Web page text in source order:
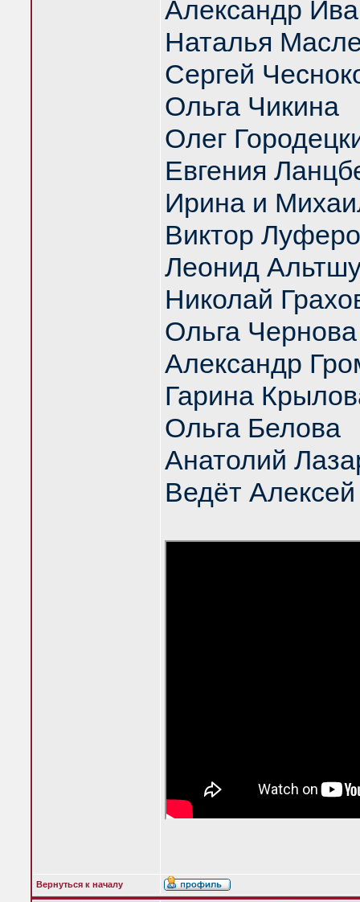
Александр
Наталья
Сергей
Ольга Чикина
Олег
Евгения
Ирина и
Виктор
Леонид
Николай
Ольга Чернова
Александр
Гарина
Ольга Белова
Анатолий
Ведёт
Вернуться к началу